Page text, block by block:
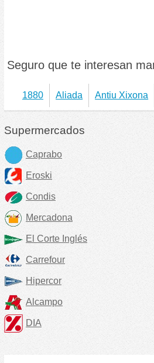
Seguro que te interesan
1880 Aliada Antiu Xixona
Supermercados
Caprabo
Eroski
Condis
Mercadona
El Corte Inglés
Carrefour
Hipercor
Alcampo
DIA